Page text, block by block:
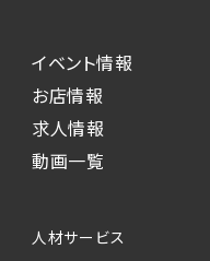
・本サービスを通
選考に関する連絡
・本サービスを通
した際の内容確認
本サービスが収集
イベント情報
お店情報
求人情報
動画一覧
人材サービス